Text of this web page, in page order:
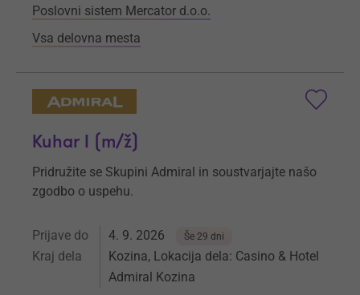
Poslovni sistem Mercator d.o.o.
Vsa delovna mesta
Kuhar I (m/ž)
Pridružite se Skupini Admiral in soustvarjajte našo
zgodbo o uspehu.
Prijave do 4. 9. 2026 Še 29 dni
Kraj dela
Kozina, Lokacija dela: Casino & Hotel
Admiral Kozina